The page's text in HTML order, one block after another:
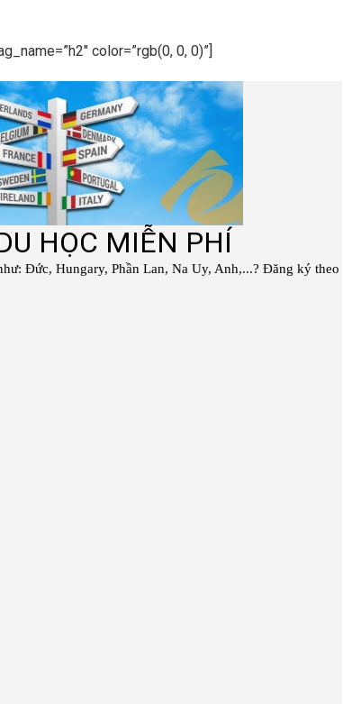
color=”rgb(0, 0, 0)”]